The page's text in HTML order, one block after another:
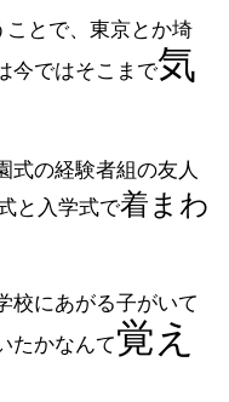
ことで、東京とか埼
今ではそこまで気
式の経験者組の友人
と入学式で着まわ
校にあがる子がいて
たかなんて覚え